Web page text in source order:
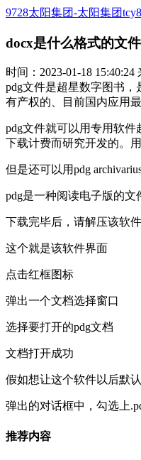
9728太阳集团-太阳集团
docx是什么格式的文
时间：2023-01-18
pdg文件是超星数字图书
有产权的、目前国内应用
pdg文件就可以用专用软
下载计费而研究开发的。
但是还可以用pdg
pdg是一种阅读电子版的文
下载完毕后，请解压该软
这个就是该软件界面
点击红框图标
弹出一个文档选择窗口
选择要打开的pdg文档
文档打开成功
假如想让这个软件以后默
弹出的对话框中，勾选上
推荐内容